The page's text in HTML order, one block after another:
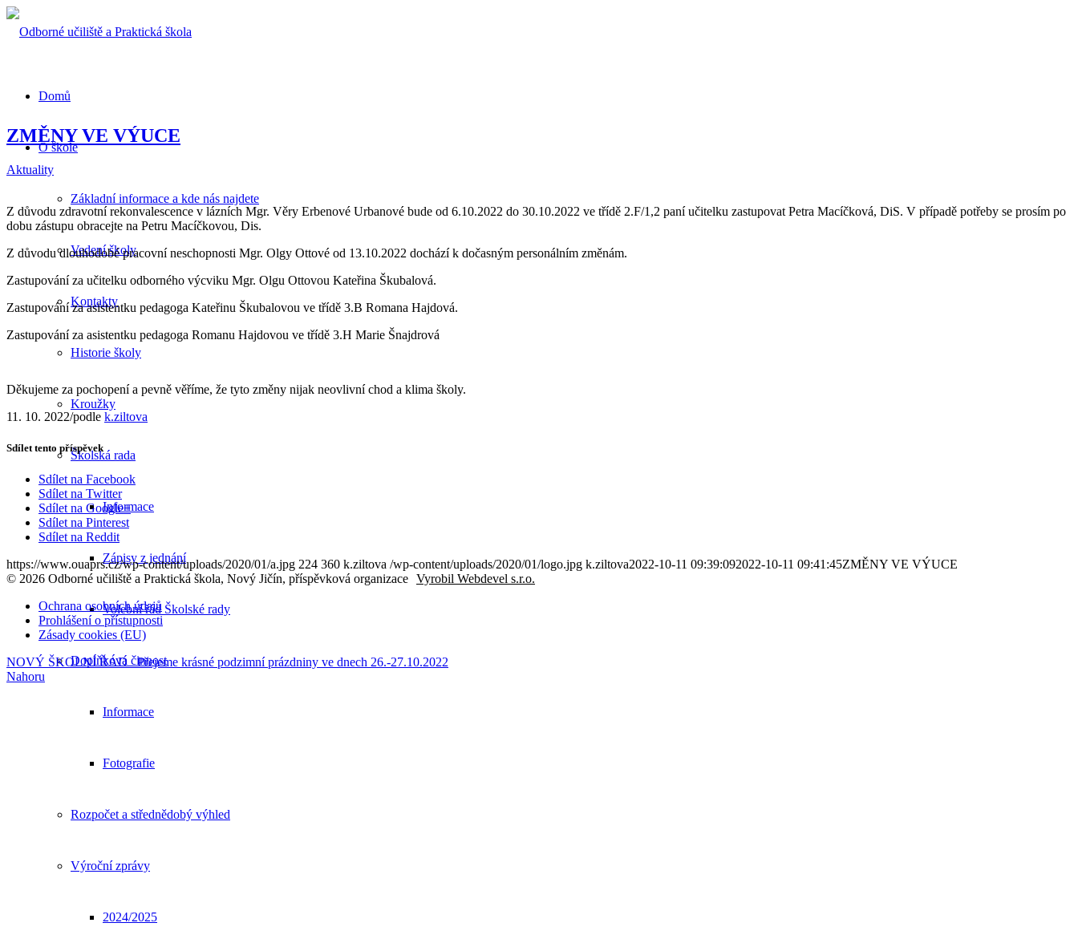
Domů
O škole
Základní informace a kde nás najdete
Vedení školy
Kontakty
Historie školy
Kroužky
Školská rada
Informace
Zápisy z jednání
Volební řád Školské rady
Doplňková činnost
Informace
Fotografie
Rozpočet a střednědobý výhled
Výroční zprávy
2024/2025
ZMĚNY VE VÝUCE
Aktuality
Z důvodu zdravotní rekonvalescence v lázních Mgr. Věry Erbenové Urbanové bude od 6.10.2022 do 30.10.2022 ve třídě 2.F/1,2 paní učitelku zastupovat Petra Macíčková, DiS. V případě potřeby se prosím po
dobu zástupu obracejte na Petru Macíčkovou, Dis.
Z důvodu dlouhodobé pracovní neschopnosti Mgr. Olgy Ottové od 13.10.2022 dochází k dočasným personálním změnám.
Zastupování za učitelku odborného výcviku Mgr. Olgu Ottovou Kateřina Škubalová.
Zastupování za asistentku pedagoga Kateřinu Škubalovou ve třídě 3.B Romana Hajdová.
Zastupování za asistentku pedagoga Romanu Hajdovou ve třídě 3.H Marie Šnajdrová
Děkujeme za pochopení a pevně věříme, že tyto změny nijak neovlivní chod a klima školy.
11. 10. 2022/podle k.ziltova
Sdílet tento příspěvek
Sdílet na Facebook
Sdílet na Twitter
Sdílet na Google+
Sdílet na Pinterest
Sdílet na Reddit
https://www.ouaprs.cz/wp-content/uploads/2020/01/a.jpg 224 360 k.ziltova /wp-content/uploads/2020/01/logo.jpg k.ziltova2022-10-11 09:39:092022-10-11 09:41:45ZMĚNY VE VÝUCE
© 2026 Odborné učiliště a Praktická škola, Nový Jičín, příspěvková organizace Vyrobil Webdevel s.r.o.
Ochrana osobních údajů
Prohlášení o přístupnosti
Zásady cookies (EU)
NOVÝ ŠKOLNÍ ŘÁD
Přejeme krásné podzimní prázdniny ve dnech 26.-27.10.2022
Nahoru